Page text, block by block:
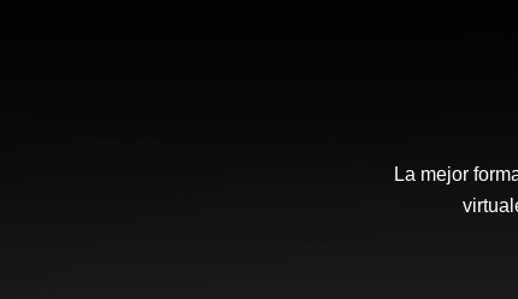
La mejor